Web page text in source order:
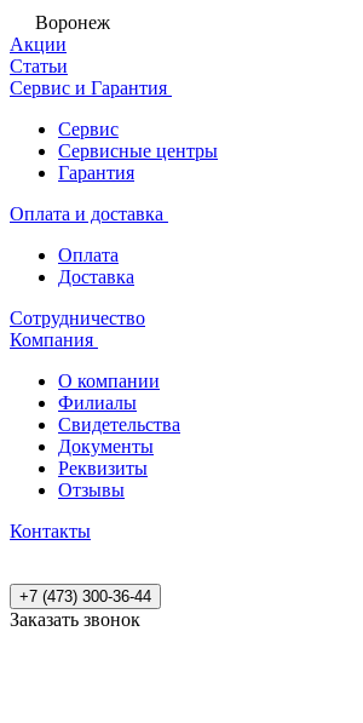
Воронеж
Акции
Статьи
Сервис и Гарантия
Сервис
Сервисные центры
Гарантия
Оплата и доставка
Оплата
Доставка
Сотрудничество
Компания
О компании
Филиалы
Свидетельства
Документы
Реквизиты
Отзывы
Контакты
+7 (473) 300-36-44
Заказать звонок